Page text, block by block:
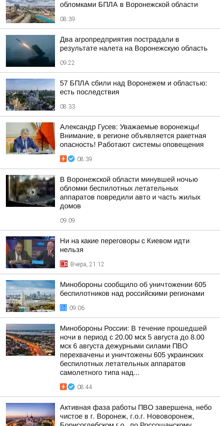
обломками БПЛА в Воронежской области
08:39
Два агропредприятия пострадали в
результате налета на Воронежскую область
09:22
57 БПЛА сбили над Воронежем и областью:
есть последствия
08:33
Александр Гусев: Уважаемые воронежцы!
Внимание, в регионе объявляется ракетная
опасность! Работают системы оповещения
08:39
В Воронежской области минувшей ночью
обломки беспилотных летательных
аппаратов повредили авто и часть жилых
домов
09:09
Ни на какие переговоры с Киевом идти
нельзя
Вчера, 21:12
Минобороны сообщило об уничтожении 605
беспилотников над российскими регионами
09:06
Минобороны России: В течение прошедшей
ночи в период с 20.00 мск 5 августа до 8.00
мск 6 августа дежурными силами ПВО
перехвачены и уничтожены 605 украинских
беспилотных летательных аппаратов
самолетного типа над...
08:44
Активная фаза работы ПВО завершена, небо
чистое в г. Воронеж, г.о.г. Нововоронеж,